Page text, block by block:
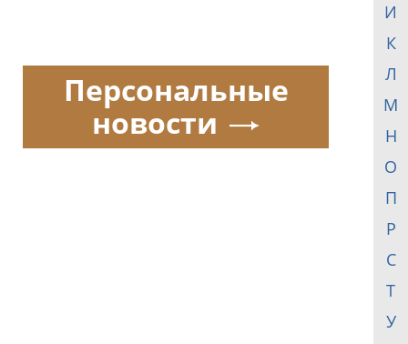
И
К
Л
М
Н
О
П
Р
С
Т
У
Персональные
новости